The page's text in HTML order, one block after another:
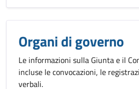
Organi di governo
Le informazioni sulla Giunta e il
incluse le convocazioni, le
verbali.